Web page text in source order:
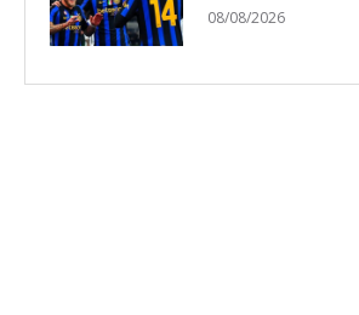
08/08/2026